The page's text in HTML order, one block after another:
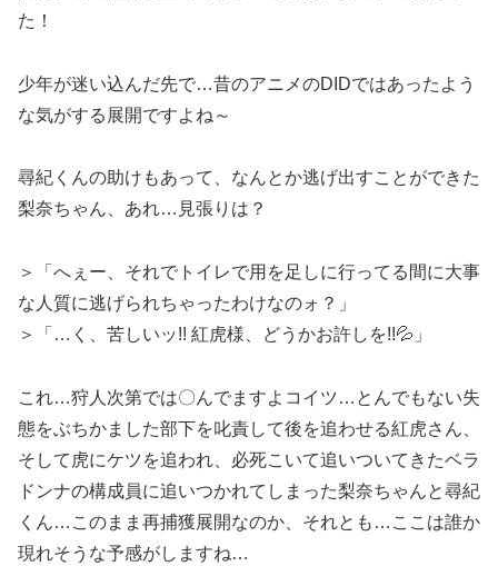
た！
少年が迷い込んだ先で…昔のアニメのDIDではあったよう
な気がする展開ですよね～
尋紀くんの助けもあって、なんとか逃げ出すことができた
梨奈ちゃん、あれ…見張りは？
＞「へぇー、それでトイレで用を足しに行ってる間に大事
な人質に逃げられちゃったわけなのォ？」
＞「…く、苦しいッ!! 紅虎様、どうかお許しを!!💦」
これ…狩人次第では〇んでますよコイツ…とんでもない失
態をぶちかました部下を叱責して後を追わせる紅虎さん、
そして虎にケツを追われ、必死こいて追いついてきたベラ
ドンナの構成員に追いつかれてしまった梨奈ちゃんと尋紀
くん…このまま再捕獲展開なのか、それとも…ここは誰か
現れそうな予感がしますね…